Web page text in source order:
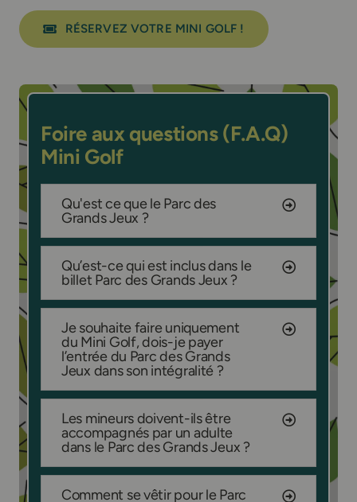
RÉSERVEZ VOTRE MINI GOLF !
Foire aux questions (F.A.Q)
Mini Golf
Qu'est ce que le Parc des
Grands Jeux ?
Qu’est-ce qui est inclus dans le
billet Parc des Grands Jeux ?
Je souhaite faire uniquement
du Mini Golf, dois-je payer
l’entrée du Parc des Grands
Jeux dans son intégralité ?
Les mineurs doivent-ils être
accompagnés par un adulte
dans le Parc des Grands Jeux ?
Comment se vêtir pour le Parc